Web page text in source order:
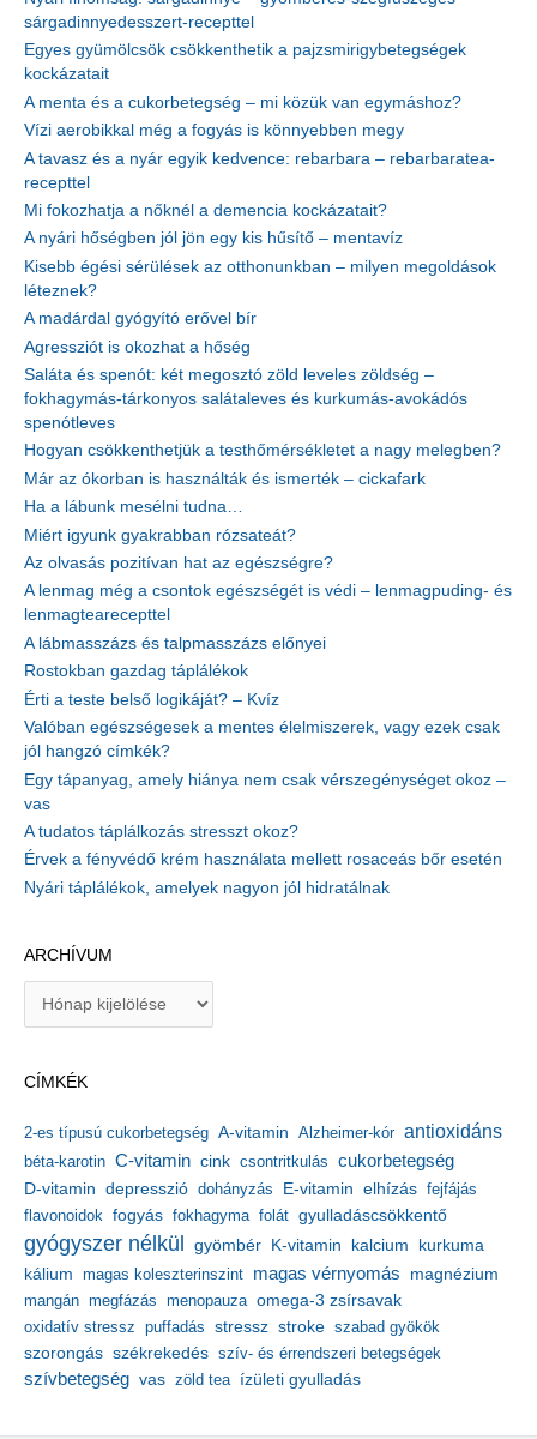
sárgadinnyedesszert-recepttel
Egyes gyümölcsök csökkenthetik a pajzsmirigybetegségek
kockázatait
A menta és a cukorbetegség – mi közük van egymáshoz?
Vízi aerobikkal még a fogyás is könnyebben megy
A tavasz és a nyár egyik kedvence: rebarbara – rebarbaratea-
recepttel
Mi fokozhatja a nőknél a demencia kockázatait?
A nyári hőségben jól jön egy kis hűsítő – mentavíz
Kisebb égési sérülések az otthonunkban – milyen megoldások
léteznek?
A madárdal gyógyító erővel bír
Agressziót is okozhat a hőség
Saláta és spenót: két megosztó zöld leveles zöldség –
fokhagymás-tárkonyos salátaleves és kurkumás-avokádós
spenótleves
Hogyan csökkenthetjük a testhőmérsékletet a nagy melegben?
Már az ókorban is használták és ismerték – cickafark
Ha a lábunk mesélni tudna…
Miért igyunk gyakrabban rózsateát?
Az olvasás pozitívan hat az egészségre?
A lenmag még a csontok egészségét is védi – lenmagpuding- és
lenmagtearecepttel
A lábmasszázs és talpmasszázs előnyei
Rostokban gazdag táplálékok
Érti a teste belső logikáját? – Kvíz
Valóban egészségesek a mentes élelmiszerek, vagy ezek csak
jól hangzó címkék?
Egy tápanyag, amely hiánya nem csak vérszegénységet okoz –
vas
A tudatos táplálkozás stresszt okoz?
Érvek a fényvédő krém használata mellett rosaceás bőr esetén
Nyári táplálékok, amelyek nagyon jól hidratálnak
ARCHÍVUM
í
u
m
CÍMKÉK
2-es típusú cukorbetegség A-vitamin Alzheimer-kór antioxidáns
béta-karotin C-vitamin cink csontritkulás cukorbetegség
D-vitamin depresszió dohányzás E-vitamin elhízás fejfájás
flavonoidok fogyás fokhagyma folát gyulladáscsökkentő
gyógyszer nélkül gyömbér K-vitamin kalcium kurkuma
kálium magas koleszterinszint magas vérnyomás magnézium
mangán megfázás menopauza omega-3 zsírsavak
oxidatív stressz puffadás stressz stroke szabad gyökök
szorongás székrekedés szív- és érrendszeri betegségek
szívbetegség vas zöld tea ízületi gyulladás